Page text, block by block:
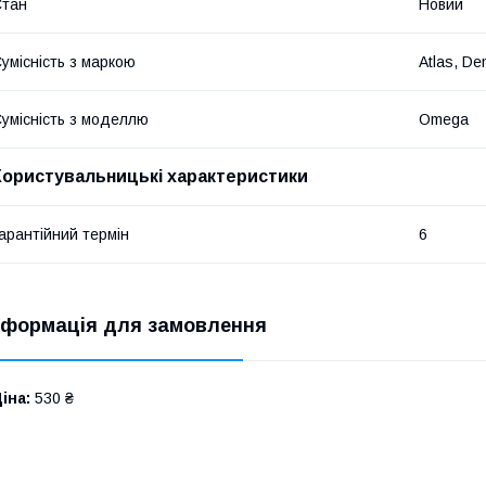
Новий
з маркою Atlas,
з моделлю Omega
характеристики
термін 6
для замовлення
530 ₴